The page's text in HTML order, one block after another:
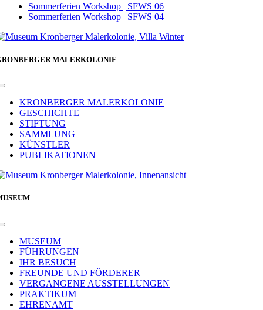
Sommerferien Workshop | SFWS 06
Sommerferien Workshop | SFWS 04
MALERKOLONIE
Toggle
NavigationKRONBERGER MALERKOLONIE
GESCHICHTE
STIFTUNG
SAMMLUNG
KÜNSTLER
PUBLIKATIONEN
Toggle
NavigationMUSEUM
FÜHRUNGEN
IHR BESUCH
FREUNDE UND FÖRDERER
VERGANGENE AUSSTELLUNGEN
PRAKTIKUM
EHRENAMT